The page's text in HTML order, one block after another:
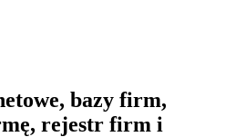
bazy firm,
rejestr firm i